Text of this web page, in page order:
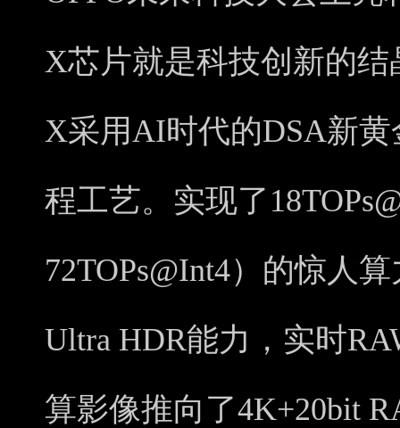
X芯片就是科技创新的
X采用AI时代的DSA新
程工艺。实现了
72TOPs@Int4）的惊人
Ultra HDR能力，实时
算影像推向了4K+20bit